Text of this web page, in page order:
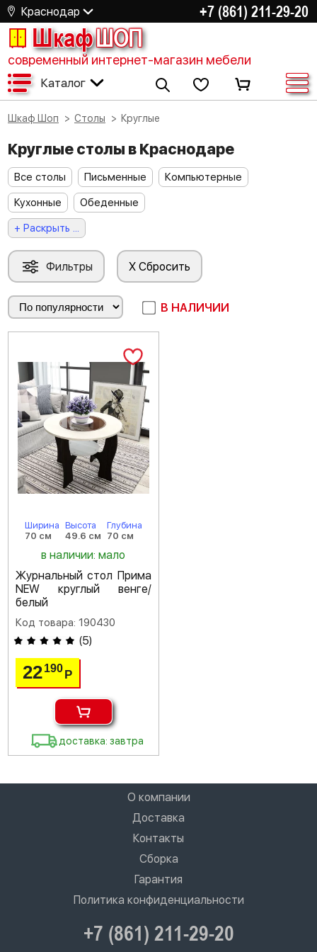
Краснодар +7 (861) 211-29-20
ШкафШОП
современный интернет-магазин мебели
Каталог
Шкаф Шоп Столы Круглые
Круглые столы в Краснодаре
Все столы Письменные
Компьютерные
Кухонные
Обеденные
+ Раскрыть ...
Фильтры X Сбросить
В НАЛИЧИИ
Ширина
70 см
Высота
49.6 см
Глубина
70 см
в наличии: мало
Журнальный стол Прима
NEW круглый венге/
белый
Код товара: 190430
(5)
22190Р
доставка: завтра
О компании
Доставка
Контакты
Сборка
Гарантия
Политика конфиденциальности
+7 (861) 211-29-20